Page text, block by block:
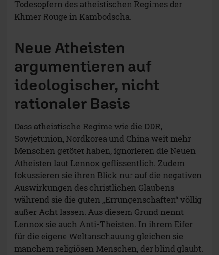
Todesopfern des atheistischen Regimes der
Khmer Rouge in Kambodscha.
Neue Atheisten
argumentieren auf
ideologischer, nicht
rationaler Basis
Dass atheistische Regime wie die DDR,
Sowjetunion, Nordkorea und China weit mehr
Menschen getötet haben, ignorieren die Neuen
Atheisten laut Lennox geflissentlich. Zudem
fokussieren sie ihren Blick nur auf die negativen
Auswirkungen des christlichen Glaubens,
während sie die guten „Errungenschaften“ völlig
außer Acht lassen. Aus diesem Grund nennt
Lennox sie auch Anti-Theisten. In ihrem Eifer
für die eigene Weltanschauung gleichen sie
manchem religiösen Menschen, der blind glaubt.